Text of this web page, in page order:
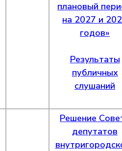
плановый
на 2027 и
годов»
Результаты
публичных
слушаний
Решение
депутатов